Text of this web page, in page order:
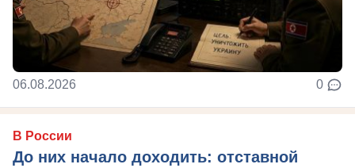
06.08.2026 0
В России
До них начало доходить: отставной